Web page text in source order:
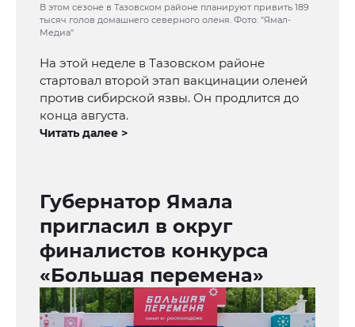
В этом сезоне в Тазовском районе планируют привить 189
тысяч голов домашнего северного оленя. Фото: "Ямал-
Медиа"
На этой неделе в Тазовском районе
стартовал второй этап вакцинации оленей
против сибирской язвы. Он продлится до
конца августа.
Читать далее >
Губернатор Ямала
пригласил в округ
финалистов конкурса
«Большая перемена»